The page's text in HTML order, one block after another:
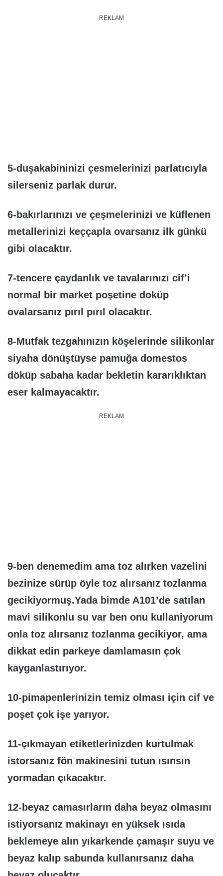
REKLAM
5-duşakabininizi çesmelerinizi parlatıcıyla
silerseniz parlak durur.
6-bakırlarınızı ve çeşmelerinizi ve küflenen
metallerinizi keççapla ovarsanız ilk günkü
gibi olacaktır.
7-tencere çaydanlık ve tavalarınızı cif’i
normal bir market poşetine doküp
ovalarsanız pırıl pırıl olacaktır.
8-Mutfak tezgahınızın köşelerinde silikonlar
siyaha dönüştüyse pamuğa domestos
döküp sabaha kadar bekletin kararıklıktan
eser kalmayacaktır.
REKLAM
9-ben denemedim ama toz alırken vazelini
bezinize sürüp öyle toz alırsanız tozlanma
gecikiyormuş.Yada bimde A101’de satılan
mavi silikonlu su var ben onu kullaniyorum
onla toz alırsanız tozlanma gecikiyor, ama
dikkat edin parkeye damlamasın çok
kayganlastırıyor.
10-pimapenlerinizin temiz olması için cif ve
poşet çok işe yarıyor.
11-çıkmayan etiketlerinizden kurtulmak
istorsanız fön makinesini tutun ısınsın
yormadan çıkacaktır.
12-beyaz camasırların daha beyaz olmasını
istiyorsanız makinayı en yüksek ısıda
beklemeye alın yıkarkende çamaşır suyu ve
beyaz kalıp sabunda kullanırsanız daha